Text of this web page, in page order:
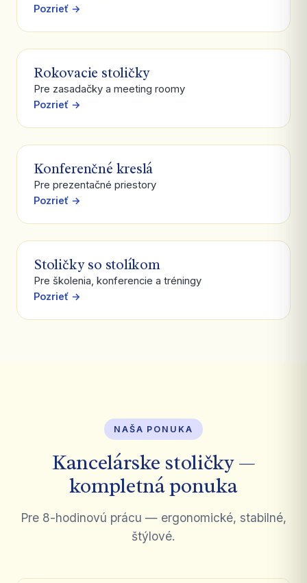
Pozrieť →
Rokovacie stoličky
Pre zasadačky a meeting roomy
Pozrieť →
Konferenčné kreslá
Pre prezentačné priestory
Pozrieť →
Stoličky so stolíkom
Pre školenia, konferencie a tréningy
Pozrieť →
NAŠA PONUKA
Kancelárske stoličky —
kompletná ponuka
Pre 8-hodinovú prácu — ergonomické, stabilné,
štýlové.